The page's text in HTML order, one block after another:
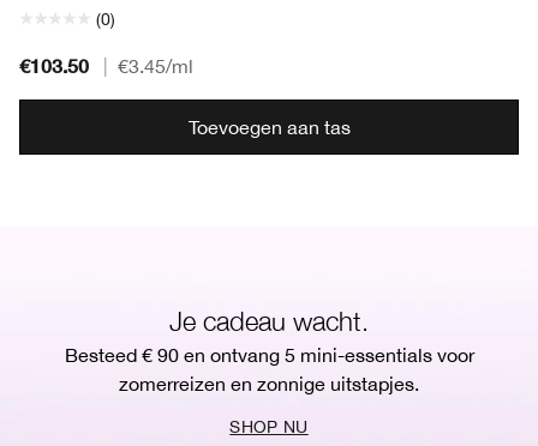
(0)
€103.50 €3.45/ml
Toevoegen aan tas
Je cadeau wacht.
Besteed € 90 en ontvang 5 mini-essentials voor
zomerreizen en zonnige uitstapjes.
SHOP NU